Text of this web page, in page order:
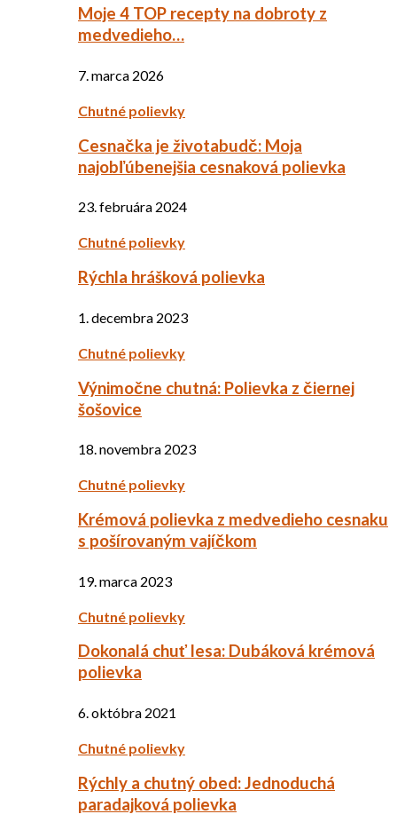
Moje 4 TOP recepty na dobroty z
medvedieho…
7. marca 2026
Chutné polievky
Cesnačka je životabudč: Moja
najobľúbenejšia cesnaková polievka
23. februára 2024
Chutné polievky
Rýchla hrášková polievka
1. decembra 2023
Chutné polievky
Výnimočne chutná: Polievka z čiernej
šošovice
18. novembra 2023
Chutné polievky
Krémová polievka z medvedieho cesnaku
s pošírovaným vajíčkom
19. marca 2023
Chutné polievky
Dokonalá chuť lesa: Dubáková krémová
polievka
6. októbra 2021
Chutné polievky
Rýchly a chutný obed: Jednoduchá
paradajková polievka